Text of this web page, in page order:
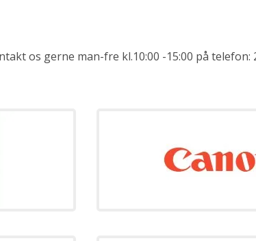
os gerne man-fre kl.10:00 -15:00 på telefon: